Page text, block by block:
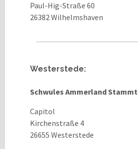
Paul-Hig-Straße 60
26382 Wilhelmshaven
Westerstede:
Schwules Ammerland
Capitol
Kirchenstraße 4
26655 Westerstede